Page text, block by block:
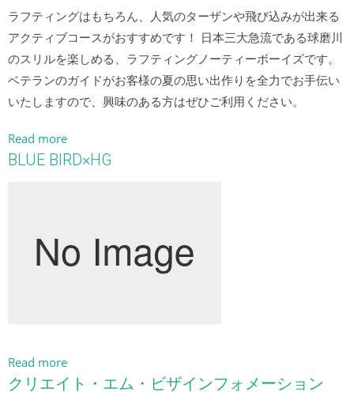
ラフティングはもちろん、人気のターザンや飛び込みが出来る
アクティブコースがおすすめです！ 日本三大急流である球磨川
のスリルを楽しめる、ラフティングノーティーボーイズです。
ベテランのガイドがお客様の夏の思い出作りを全力でお手伝い
いたしますので、興味のある方はぜひご利用ください。
Read more
BLUE BIRD×HG
Read more
クリエイト・エム・ビザインフォメーション